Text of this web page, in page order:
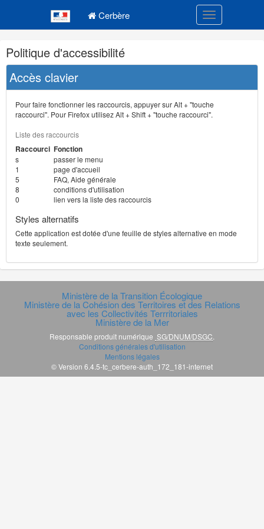
Cerbère Toggle
Navigation
et
outils
annexes
Politique d'accessibilité
Accès clavier
Pour faire fonctionner les raccourcis, appuyer sur Alt + "touche
raccourci". Pour Firefox utilisez Alt + Shift + "touche raccourci".
Liste des raccourcis
Raccourci Fonction
s
passer le menu
1
page d'accueil
5
FAQ, Aide générale
8
conditions d'utilisation
0
lien vers la liste des raccourcis
Styles alternatifs
Cette application est dotée d'une feuille de styles alternative en mode
texte seulement.
Ministère de la Transition Écologique
Ministère de la Cohésion des Territoires et des Relations
avec les Collectivités Terrritoriales
Ministère de la Mer
Responsable produit numérique SG/DNUM/DSGC
Conditions générales d'utilisation
Mentions légales
© Version 6.4.5-tc_cerbere-auth_172_181-internet